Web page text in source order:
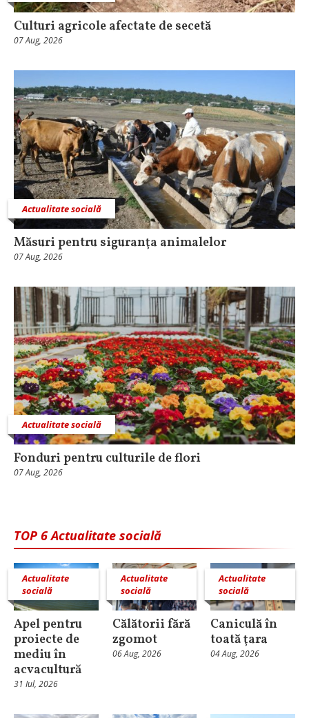
Culturi agricole afectate de secetă
07 Aug, 2026
Actualitate socială
Măsuri pentru siguranţa animalelor
07 Aug, 2026
Actualitate socială
Fonduri pentru culturile de flori
07 Aug, 2026
TOP 6 Actualitate socială
Actualitate
socială
Apel pentru
proiecte de
mediu în
acvacultură
31 Iul, 2026
Actualitate
socială
Călătorii fără
zgomot
06 Aug, 2026
Actualitate
socială
Caniculă în
toată ţara
04 Aug, 2026